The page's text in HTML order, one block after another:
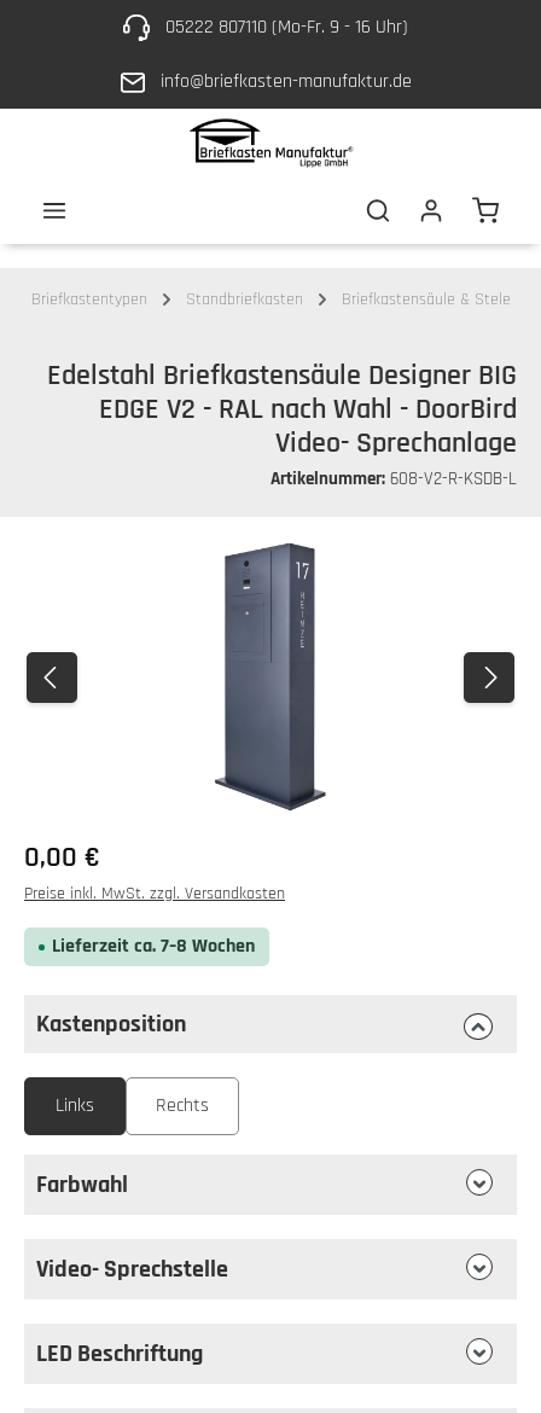
Zum Hauptinhalt springen05222 807110 (Mo-Fr. 9 - 16 Uhr)
info@briefkasten-manufaktur.de
Briefkastentypen Standbriefkasten Briefkastensäule & Stele
Edelstahl Briefkastensäule Designer BIG
EDGE V2 - RAL nach Wahl - DoorBird
Video- Sprechanlage
Artikelnummer: 608-V2-R-KSDB-L
0,00 €
Preise inkl. MwSt. zzgl. Versandkosten
Lieferzeit ca. 7–8 Wochen
Kastenposition
Kastenpositionauswählen
Links Rechts
Farbwahl
Video- Sprechstelle
LED Beschriftung